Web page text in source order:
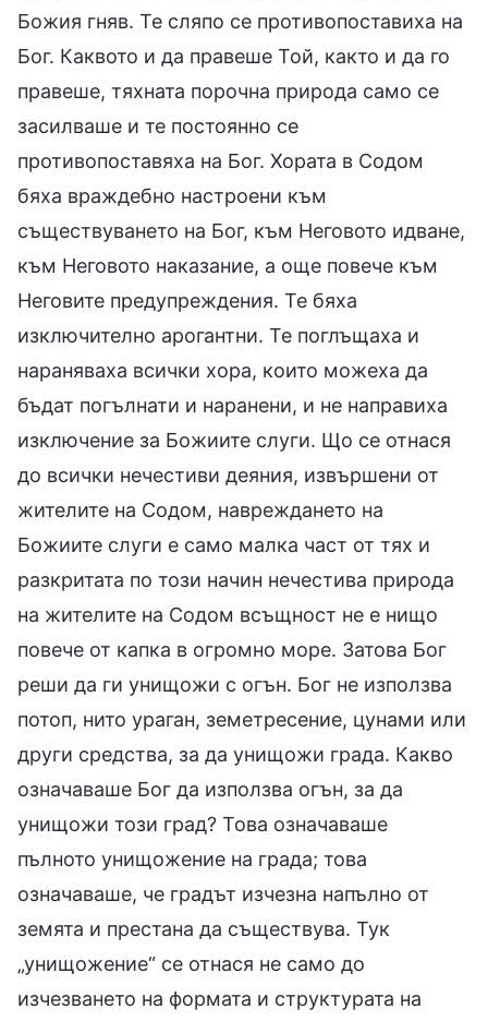
Божия гняв. Те сляпо се противопоставиха на
Бог. Каквото и да правеше Той, както и да го
правеше, тяхната порочна природа само се
засилваше и те постоянно се
противопоставяха на Бог. Хората в Содом
бяха враждебно настроени към
съществуването на Бог, към Неговото идване,
към Неговото наказание, а още повече към
Неговите предупреждения. Те бяха
изключително арогантни. Те поглъщаха и
нараняваха всички хора, които можеха да
бъдат погълнати и наранени, и не направиха
изключение за Божиите слуги. Що се отнася
до всички нечестиви деяния, извършени от
жителите на Содом, навреждането на
Божиите слуги е само малка част от тях и
разкритата по този начин нечестива природа
на жителите на Содом всъщност не е нищо
повече от капка в огромно море. Затова Бог
реши да ги унищожи с огън. Бог не използва
потоп, нито ураган, земетресение, цунами или
други средства, за да унищожи града. Какво
означаваше Бог да използва огън, за да
унищожи този град? Това означаваше
пълното унищожение на града; това
означаваше, че градът изчезна напълно от
земята и престана да съществува. Тук
„унищожение“ се отнася не само до
изчезването на формата и структурата на